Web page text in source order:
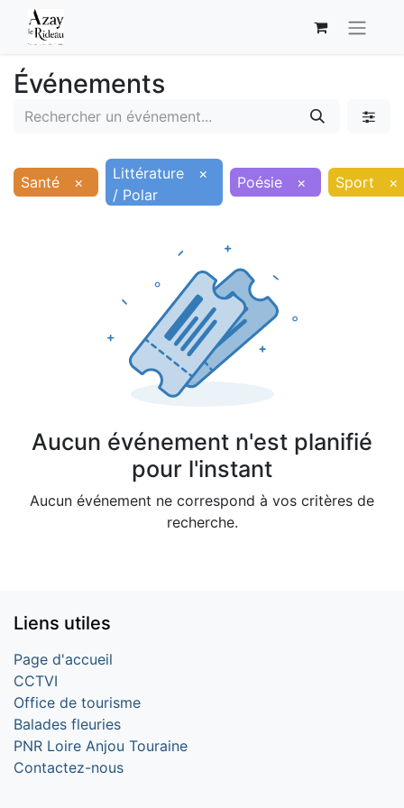
Événements
Santé ×
Littérature
/ Polar
× Poésie × Sport ×
Aucun événement n'est planifié
pour l'instant
Aucun événement ne correspond à vos critères de
recherche.
Liens utiles
Page d'accueil
CCTVI
Office de tourisme
Balades fleuries
PNR Loire Anjou Touraine
Contactez-nous